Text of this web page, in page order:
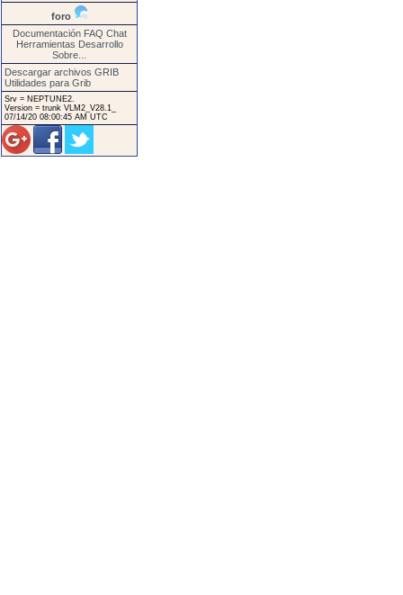
foro
Documentación FAQ Chat
Herramientas Desarrollo
Sobre...
Descargar archivos GRIB
Utilidades para Grib
Srv = NEPTUNE2.
Version = trunk VLM2_V28.1_
07/14/20 08:00:45 AM UTC